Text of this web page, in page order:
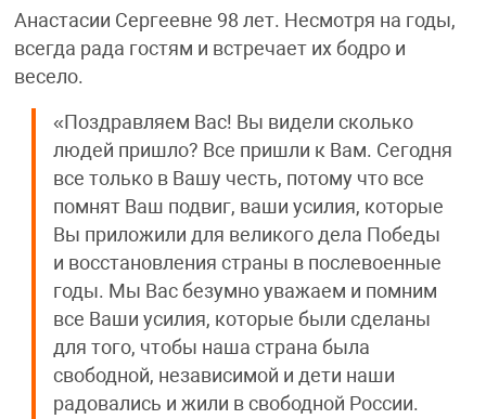
Анастасии Сергеевне 98 лет. Несмотря на годы,
всегда рада гостям и встречает их бодро и
весело.
«Поздравляем Вас! Вы видели сколько
людей пришло? Все пришли к Вам. Сегодня
все только в Вашу честь, потому что все
помнят Ваш подвиг, ваши усилия, которые
Вы приложили для великого дела Победы
и восстановления страны в послевоенные
годы. Мы Вас безумно уважаем и помним
все Ваши усилия, которые были сделаны
для того, чтобы наша страна была
свободной, независимой и дети наши
радовались и жили в свободной России.